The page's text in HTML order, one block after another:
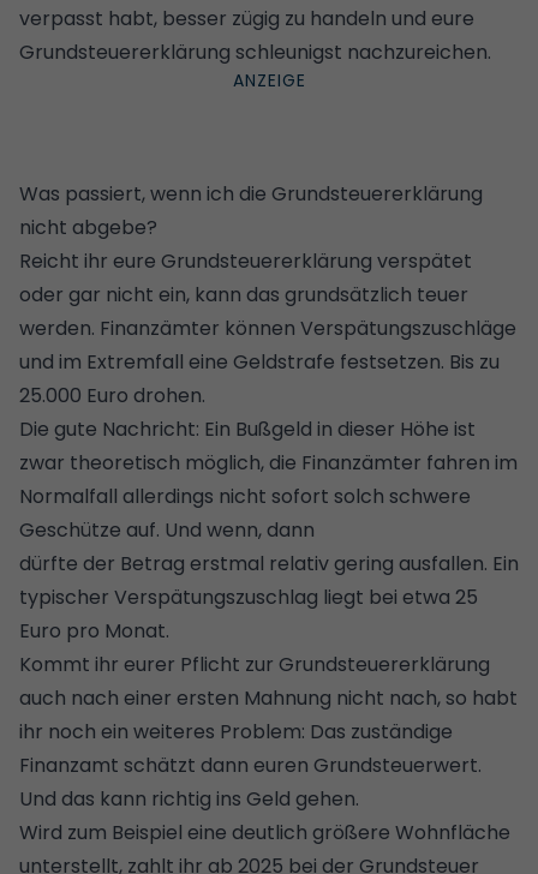
verpasst habt, besser zügig zu handeln und eure
Grundsteuererklärung schleunigst nachzureichen.
Was passiert, wenn ich die Grundsteuererklärung
nicht abgebe?
Reicht ihr eure Grundsteuererklärung verspätet
oder gar nicht ein, kann das grundsätzlich teuer
werden. Finanzämter können Verspätungszuschläge
und im Extremfall eine Geldstrafe festsetzen. Bis zu
25.000 Euro drohen.
Die gute Nachricht: Ein Bußgeld in dieser Höhe ist
zwar theoretisch möglich, die Finanzämter fahren im
Normalfall allerdings nicht sofort solch schwere
Geschütze auf. Und wenn, dann
dürfte der Betrag erstmal relativ gering ausfallen. Ein
typischer Verspätungszuschlag liegt bei etwa 25
Euro pro Monat.
Kommt ihr eurer Pflicht zur Grundsteuererklärung
auch nach einer ersten Mahnung nicht nach, so habt
ihr noch ein weiteres Problem: Das zuständige
Finanzamt schätzt dann euren Grundsteuerwert.
Und das kann richtig ins Geld gehen.
Wird zum Beispiel eine deutlich größere Wohnfläche
unterstellt, zahlt ihr ab 2025 bei der Grundsteuer